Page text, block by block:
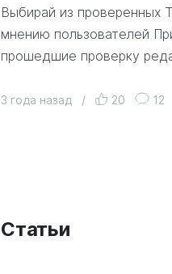
Выбирай из проверенных
мнению пользователей
прошедшие проверку
3 года назад / 20 12
Статьи